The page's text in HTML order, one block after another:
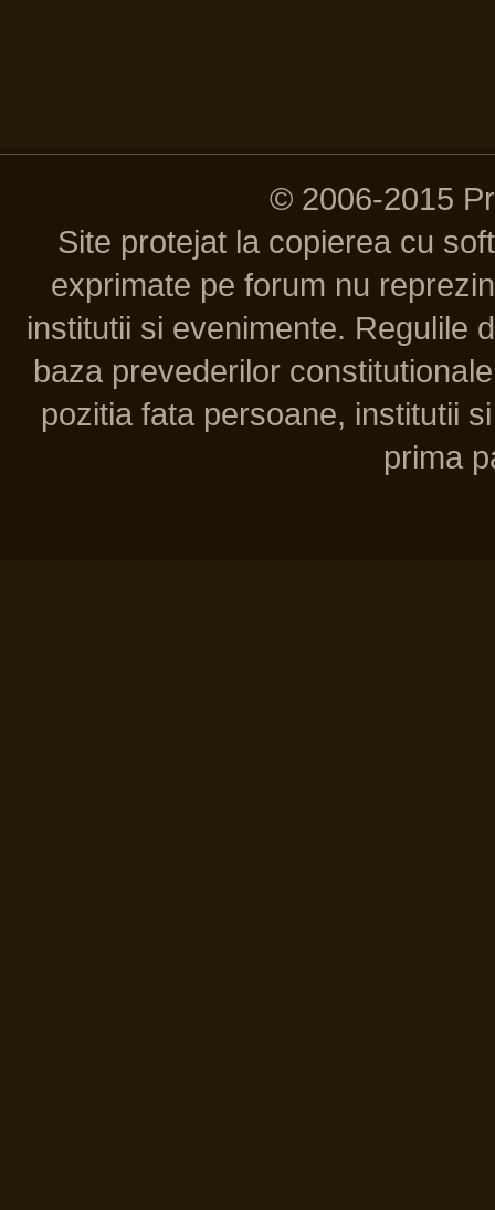
© 2006-2015
Site protejat la copierea cu
exprimate pe forum nu
institutii si evenimente. Regulile
baza prevederilor
pozitia fata persoane, institutii
prima